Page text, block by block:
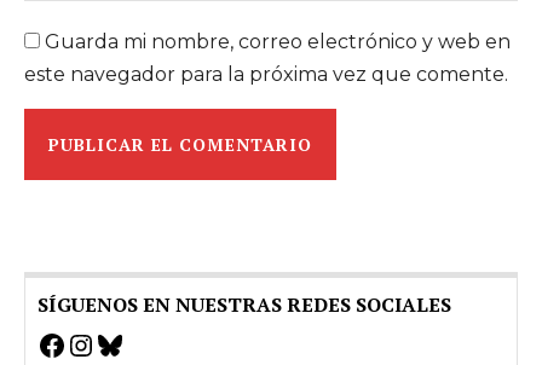
Guarda mi nombre, correo electrónico y web en
este navegador para la próxima vez que comente.
SÍGUENOS EN NUESTRAS REDES SOCIALES
Facebook
Instagram
Bluesky